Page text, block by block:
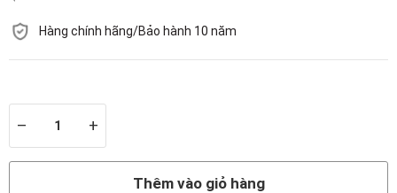
Hàng chính hãng/Bảo hành 10 năm
– +
Thêm vào giỏ hàng